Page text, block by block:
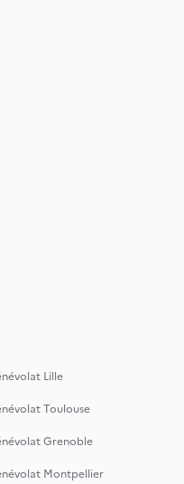
Lille
Toulouse
Grenoble
Montpellier